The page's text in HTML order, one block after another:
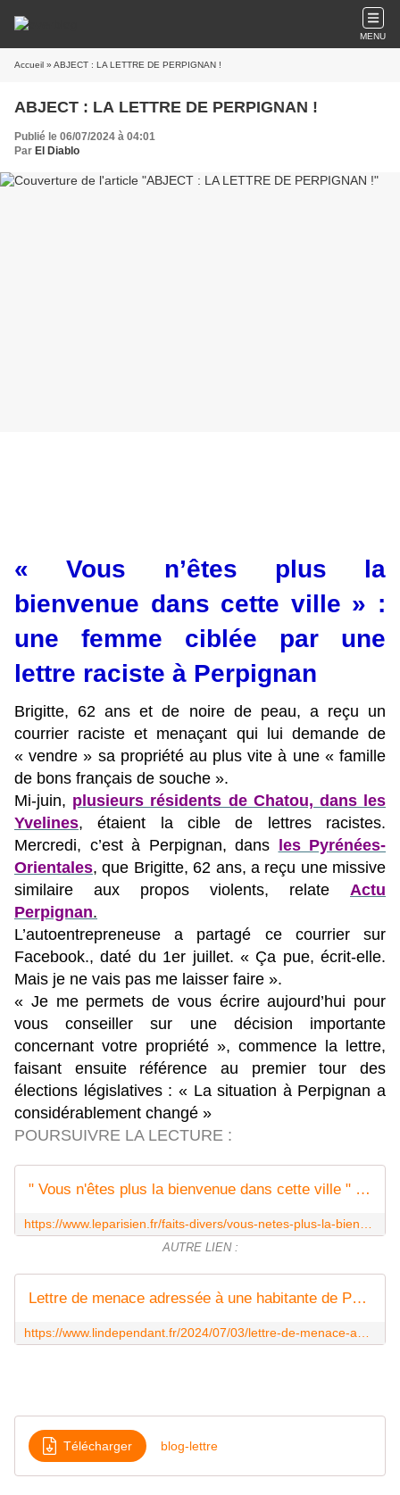
MENU
Accueil » ABJECT : LA LETTRE DE PERPIGNAN !
ABJECT : LA LETTRE DE PERPIGNAN !
Publié le 06/07/2024 à 04:01
Par El Diablo
« Vous n’êtes plus la
bienvenue dans cette ville » :
une femme ciblée par une
lettre raciste à Perpignan
Brigitte, 62 ans et de noire de peau, a reçu un
courrier raciste et menaçant qui lui demande de
« vendre » sa propriété au plus vite à une « famille
de bons français de souche ».
Mi-juin, plusieurs résidents de Chatou, dans les
Yvelines, étaient la cible de lettres racistes.
Mercredi, c’est à Perpignan, dans
les Pyrénées-
Orientales, que Brigitte, 62 ans, a reçu une missive
similaire aux propos violents, relate
Actu
Perpignan.
L’autoentrepreneuse a partagé ce courrier sur
Facebook., daté du 1er juillet. « Ça pue, écrit-elle.
Mais je ne vais pas me laisser faire ».
« Je me permets de vous écrire aujourd’hui pour
vous conseiller sur une décision importante
concernant votre propriété », commence la lettre,
faisant ensuite référence au premier tour des
élections législatives : « La situation à Perpignan a
considérablement changé »
POURSUIVRE LA LECTURE :
" Vous n'êtes plus la bienvenue dans cette ville " : une femme ciblée par une lettre raciste à Perpignan
AUTRE LIEN :
Lettre de menace adressée à une habitante de Perpignan d'origine africaine : ce que l'on sait du mouvement d'inspiration fasciste auteur du courrier
Télécharger blog-lettre